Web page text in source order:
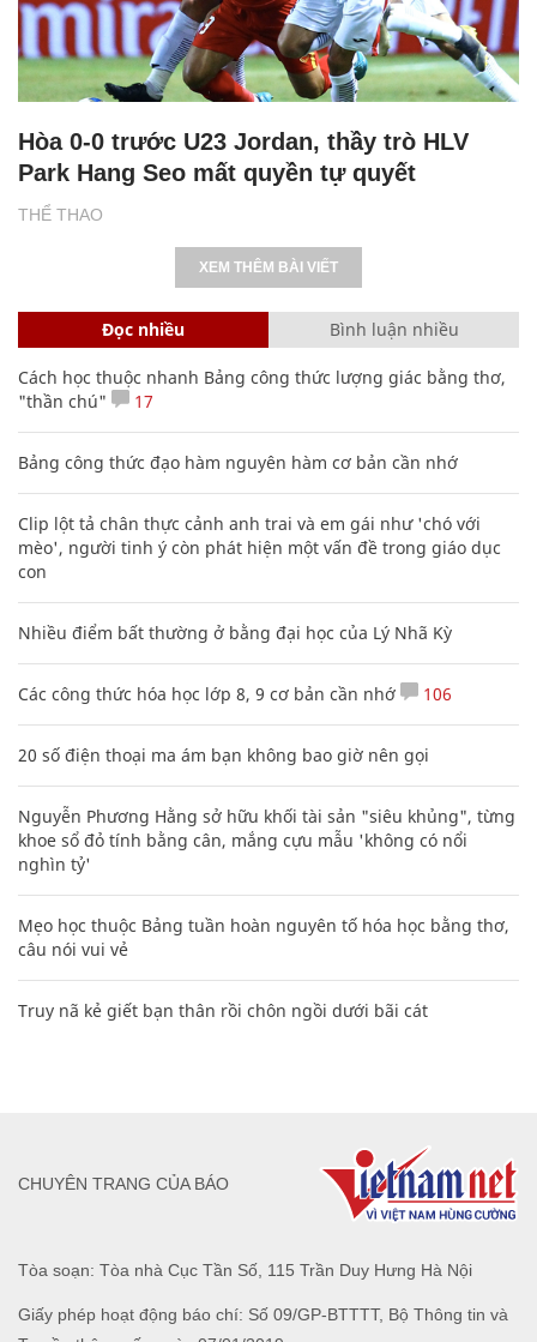
THỂ THAO
Hòa 0-0 trước U23 Jordan, thầy trò HLV
Park Hang Seo mất quyền tự quyết
XEM THÊM BÀI VIẾT
Đọc nhiều Bình luận nhiều
Cách học thuộc nhanh Bảng công thức lượng giác bằng thơ,
"thần chú"
17
Bảng công thức đạo hàm nguyên hàm cơ bản cần nhớ
Clip lột tả chân thực cảnh anh trai và em gái như 'chó với
mèo', người tinh ý còn phát hiện một vấn đề trong giáo dục
con
Nhiều điểm bất thường ở bằng đại học của Lý Nhã Kỳ
Các công thức hóa học lớp 8, 9 cơ bản cần nhớ 106
20 số điện thoại ma ám bạn không bao giờ nên gọi
Nguyễn Phương Hằng sở hữu khối tài sản "siêu khủng", từng
khoe sổ đỏ tính bằng cân, mắng cựu mẫu 'không có nổi
nghìn tỷ'
Mẹo học thuộc Bảng tuần hoàn nguyên tố hóa học bằng thơ,
câu nói vui vẻ
Truy nã kẻ giết bạn thân rồi chôn ngồi dưới bãi cát
Tòa soạn: Tòa nhà Cục Tần Số, 115 Trần Duy Hưng Hà Nội
Giấy phép hoạt động báo chí: Số 09/GP-BTTTT, Bộ Thông tin và
CHUYÊN TRANG CỦA BÁO